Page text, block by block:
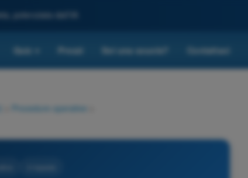
potenziata dall'IA
Quiz Prezzi Sei una scuola? Contattaci
Procedure operative